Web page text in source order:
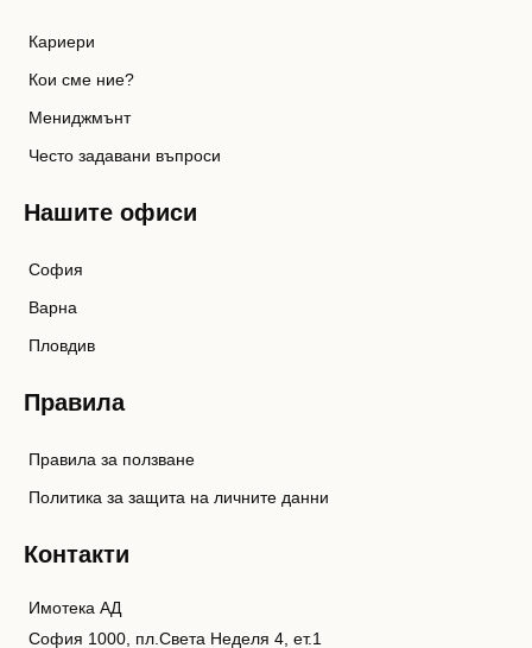
Кариери
Кои сме ние?
Мениджмънт
Често задавани въпроси
Нашите офиси
София
Варна
Пловдив
Правила
Правила за ползване
Политика за защита на личните данни
Контакти
Имотека АД
София 1000, пл.Света Неделя 4, ет.1